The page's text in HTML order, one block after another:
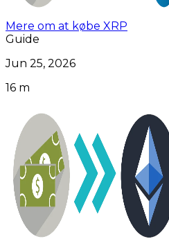
Mere om at købe XRP
Guide
Jun 25, 2026
16 m